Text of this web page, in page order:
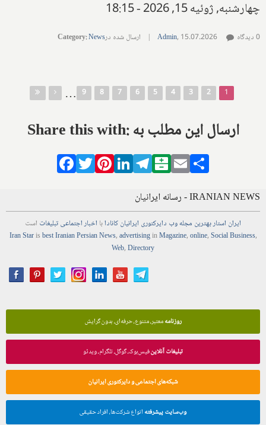
چهارشنبه, ژوئیه 15, 2026 - 18:15
Admin, 15.07.2026
| ارسال شده در Category:News 0 دیدگاه
صفحه‌ها
1
2
3
4
5
6
7
8
9
…
Share this with: ارسال این مطلب به
Facebook
TwitterPinterestLinkedIn
Telegram
Balatarin
Email
IRANIAN NEWS - رسانه ایرانیان
ایران استاربهترین مجلهوب دایرکتوری ایرانیان کانادابا اخباراجتماعیتبلیغات است
Iran Starisbest Iranian PersianNews,advertisinginMagazine,online,Social Business,
Web,Directory
روزنامهمعتبر، متنوع، حرفه‌ای، بدون گرایش
تبلیغات آنلاینفیس‌بوک، گوگل، تلگرام، ویدئو
شبکه‌های اجتماعی و دایرکتوری ایرانیان
وب‌سایت پیشرفته انواع شرکت‌ها، افراد حقیقی